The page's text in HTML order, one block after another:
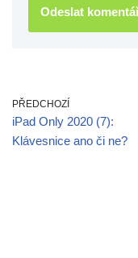
PŘEDCHOZÍ
iPad Only 2020 (7):
Klávesnice ano či ne?